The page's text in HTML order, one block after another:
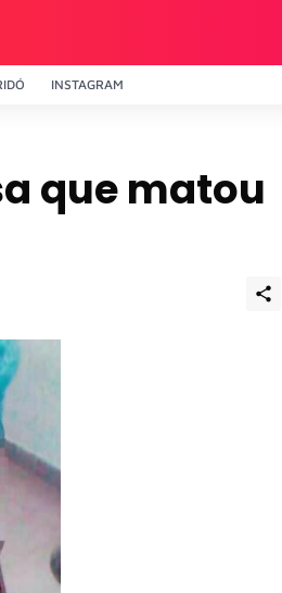
INSTAGRAM
que matou